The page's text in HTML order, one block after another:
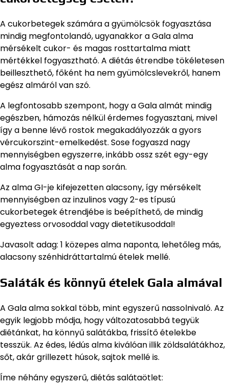
A cukorbetegek számára a gyümölcsök fogyasztása
mindig megfontolandó, ugyanakkor a Gala alma
mérsékelt cukor- és magas rosttartalma miatt
mértékkel fogyasztható. A diétás étrendbe tökéletesen
beilleszthető, főként ha nem gyümölcslevekről, hanem
egész almáról van szó.
A legfontosabb szempont, hogy a Gala almát mindig
egészben, hámozás nélkül érdemes fogyasztani, mivel
így a benne lévő rostok megakadályozzák a gyors
vércukorszint-emelkedést. Sose fogyaszd nagy
mennyiségben egyszerre, inkább ossz szét egy-egy
alma fogyasztását a nap során.
Az alma GI-je kifejezetten alacsony, így mérsékelt
mennyiségben az inzulinos vagy 2-es típusú
cukorbetegek étrendjébe is beépíthető, de mindig
egyeztess orvosoddal vagy dietetikusoddal!
Javasolt adag: 1 közepes alma naponta, lehetőleg más,
alacsony szénhidráttartalmú ételek mellé.
Saláták és könnyű ételek Gala almával
A Gala alma sokkal több, mint egyszerű nassolnivaló. Az
egyik legjobb módja, hogy változatosabbá tegyük
diétánkat, ha könnyű salátákba, frissítő ételekbe
tesszük. Az édes, lédús alma kiválóan illik zöldsalátákhoz,
sőt, akár grillezett húsok, sajtok mellé is.
Íme néhány egyszerű, diétás salátaötlet: